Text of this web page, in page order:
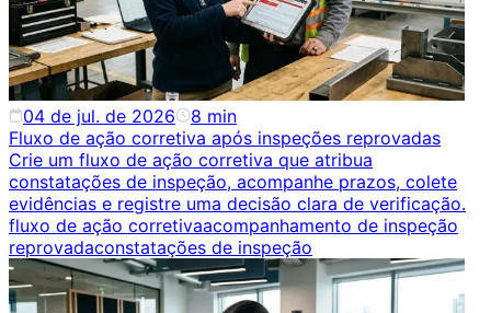
04 de jul. de 2026 8 min
Fluxo de ação corretiva após inspeções reprovadas
Crie um fluxo de ação corretiva que atribua
constatações de inspeção, acompanhe prazos, colete
evidências e registre uma decisão clara de verificação.
fluxo de ação corretivaacompanhamento de inspeção
reprovadaconstatações de inspeção